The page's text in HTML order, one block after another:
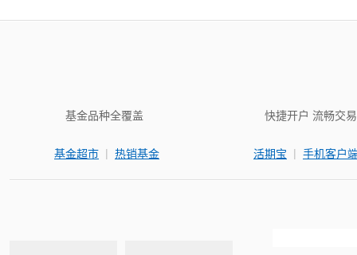
基金品种全覆盖
基金超市 | 热销基金
快捷开户 流畅交易
活期宝 | 手机客户